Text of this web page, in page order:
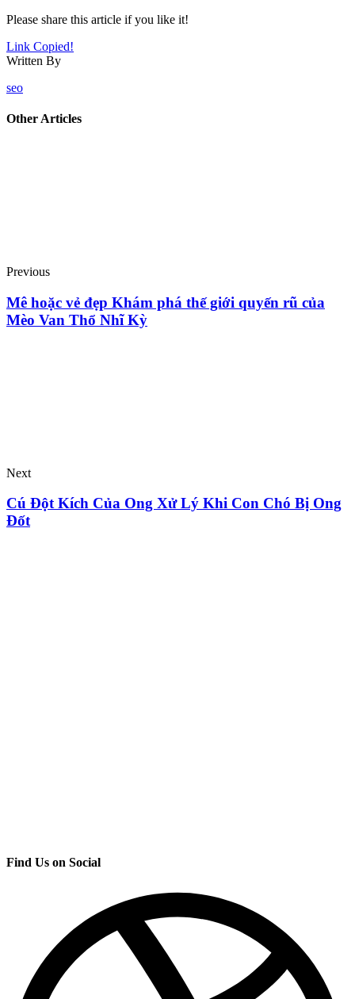
Please share this article if you like it!
Link Copied!
Written By
seo
Other Articles
Previous
Mê hoặc vẻ đẹp Khám phá thế giới quyến rũ của
Mèo Van Thổ Nhĩ Kỳ
Next
Cú Đột Kích Của Ong Xử Lý Khi Con Chó Bị Ong
Đốt
Find Us on Social